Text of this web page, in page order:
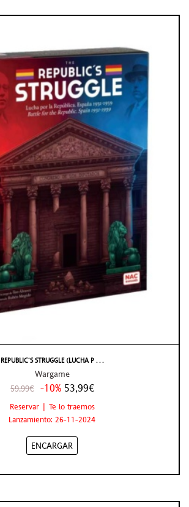
REPUBLIC’S STRUGGLE (LUCHA P . . .
Wargame
59,99€ -10% 53,99€
Reservar | Te lo traemos
Lanzamiento: 26-11-2024
ENCARGAR